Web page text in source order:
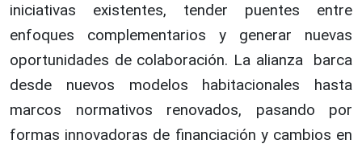
iniciativas existentes, tender puentes entre
enfoques complementarios y generar nuevas
oportunidades de colaboración. La alianza barca
desde nuevos modelos habitacionales hasta
marcos normativos renovados, pasando por
formas innovadoras de financiación y cambios en